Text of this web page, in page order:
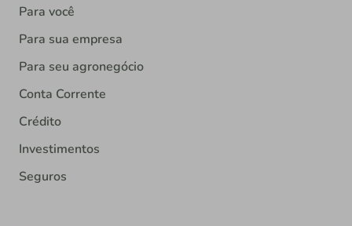
Para você
Para sua empresa
Para seu agronegócio
Conta Corrente
Crédito
Investimentos
Seguros